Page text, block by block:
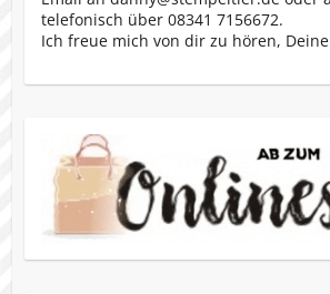
telefonisch über 08341 7156672.
Ich freue mich von dir zu hören,